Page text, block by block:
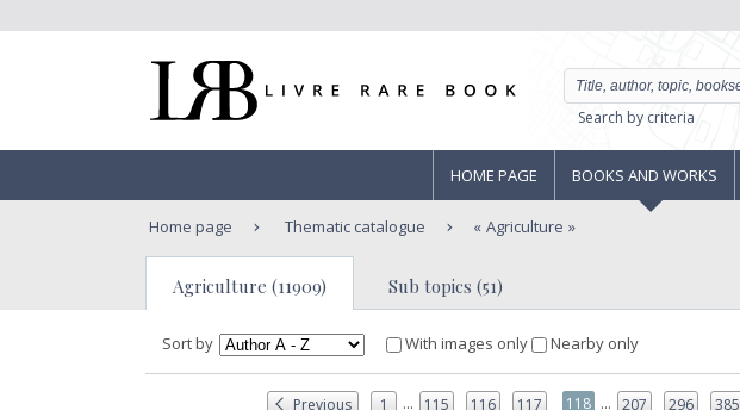
Search by criteria
HOME PAGE BOOKS AND WORKS
Home page Thematic catalogue Agriculture
Agriculture (11909) Sub topics (51)
Sort by With images only Nearby only
Previous 1 ... 115 116 117 118 ... 207 296 385